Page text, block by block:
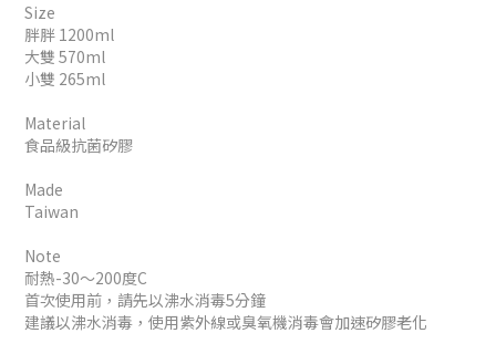
Size
胖胖 1200ml
大雙 570ml
小雙 265ml
Material
食品級抗菌矽膠
Made
Taiwan
Note
耐熱-30～200度C
首次使用前，請先以沸水消毒5分鐘
建議以沸水消毒，使用紫外線或臭氧機消毒會加速矽膠老化